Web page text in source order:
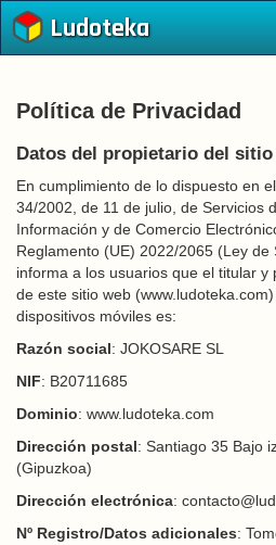
Ludoteka
Política de Privacidad
Datos del propietario del
En cumplimiento de lo dispuesto en
34/2002, de 11 de julio, de Servicios
Información y de Comercio
Reglamento (UE) 2022/2065 (Ley de
informa a los usuarios que el titular y
de este sitio web
dispositivos móviles es:
Razón social: JOKOSARE SL
NIF: B20711685
Dominio: www.ludoteka.com
Dirección postal: Santiago 35 Bajo
(Gipuzkoa)
Dirección electrónica:
Nº Registro/Datos adicionales: